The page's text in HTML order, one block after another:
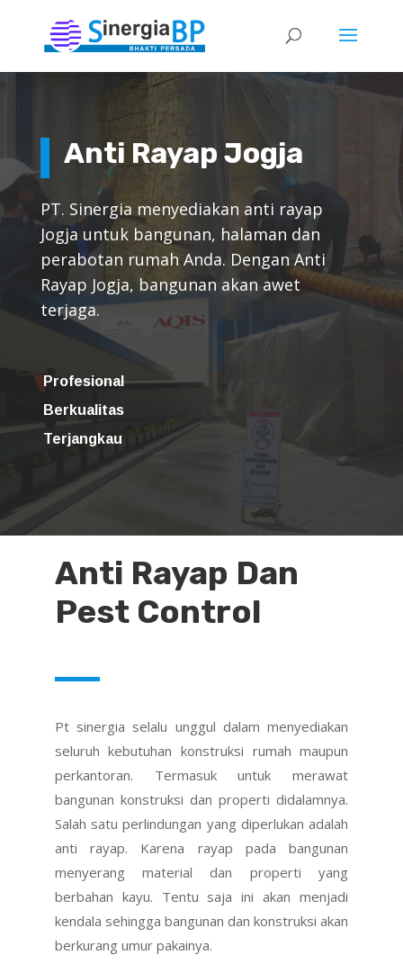
Anti Rayap Jogja
PT. Sinergia menyediakan anti rayap
Jogja untuk bangunan, halaman dan
perabotan rumah Anda. Dengan Anti
Rayap Jogja, bangunan akan awet
terjaga.
Profesional
Berkualitas
Terjangkau
Anti Rayap Dan
Pest Control
Pt sinergia selalu unggul dalam menyediakan
seluruh kebutuhan konstruksi rumah maupun
perkantoran. Termasuk untuk merawat
bangunan konstruksi dan properti didalamnya.
Salah satu perlindungan yang diperlukan adalah
anti rayap. Karena rayap pada bangunan
menyerang material dan properti yang
berbahan kayu. Tentu saja ini akan menjadi
kendala sehingga bangunan dan konstruksi akan
berkurang umur pakainya.